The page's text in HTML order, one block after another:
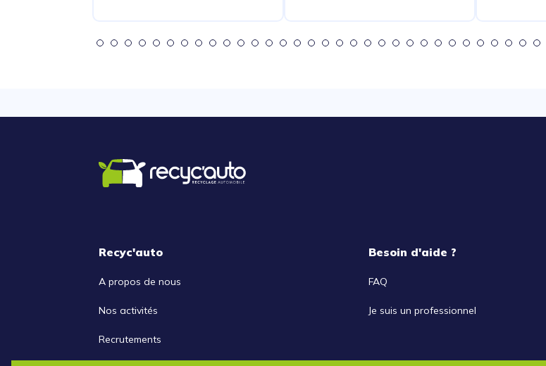
Recyc'auto
A propos de nous
Nos activités
Recrutements
Besoin d'aide ?
FAQ
Je suis un professionnel